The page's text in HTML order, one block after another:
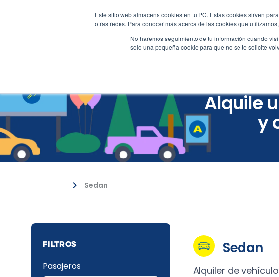
Este sitio web almacena cookies en tu PC. Estas cookies sirven
otras redes. Para conocer más acerca de las cookies que
No haremos seguimiento de tu información cuando
solo una pequeña cookie para que no se te solicite
(502) 2217-2100
Reservas
Alquile
y
Sedan
FILTROS
Pasajeros
Sedan
Alquiler de